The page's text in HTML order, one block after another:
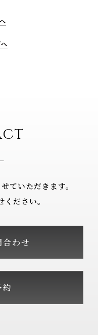
ていただきます。
ださい。
わせ